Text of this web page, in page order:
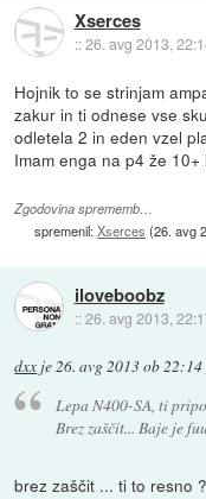
Xserces
::26. avg 2013,
Hojnik to se strinjam
zakur in ti odnese vse
odletela 2 in eden vzel
Imam enga na p4 že
Zgodovina sprememb…
spremenil:Xserces (26. avg
iloveboobz
::26. avg 2013,
dxx je26. avg 2013 ob 22:14
Lepa N400-SA, ti
Brez zaščit... Baje je
brez zaščit ... ti to resno ?